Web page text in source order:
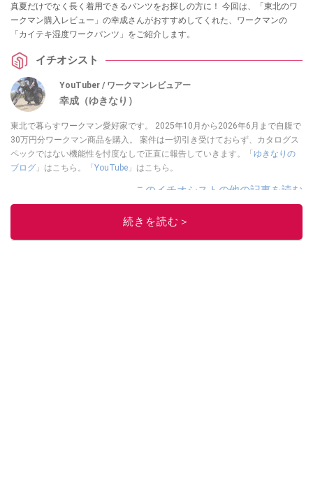
真夏だけでなく長く着用できるパンツをお探しの方に！ 今回は、「東北のワ
ークマン購入レビュー」の幸成さんがおすすめしてくれた、ワークマンの
「カイテキ湿度ワークパンツ」をご紹介します。
イチオシスト
YouTuber / ワークマンレビュアー
幸成（ゆきなり）
東北で暮らすワークマン愛好家です。 2025年10月から2026年6月まで自腹で
30万円分ワークマン商品を購入。 案件は一切引き受けておらず、カタログス
ペックではない機能性を忖度なしで正直に報告していきます。「 ゆきなりの
ブログ 」はこちら。「 YouTube 」はこちら。
このイチオシストの他の記事を読む
続きを読む＞